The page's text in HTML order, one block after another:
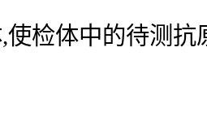
使检体中的待测